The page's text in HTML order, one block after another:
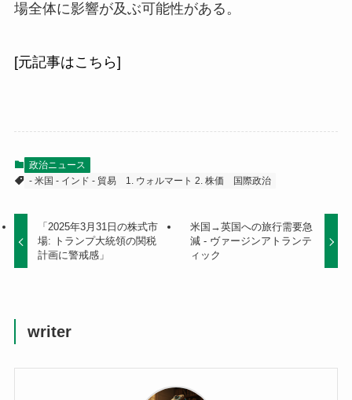
場全体に影響が及ぶ可能性がある。
[元記事はこちら]
政治ニュース
- 米国 - インド - 貿易
1. ウォルマート 2. 株価 国際政治
「2025年3月31日の株式市
場: トランプ大統領の関税
計画に警戒感」
米国→英国への旅行需要急
減 - ヴァージンアトランテ
ィック
writer